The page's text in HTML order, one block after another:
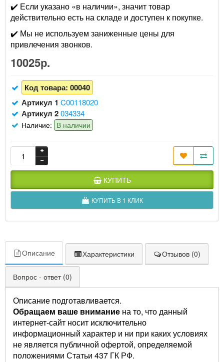
✔️ Если указано «в наличии», значит товар
действительно есть на складе и доступен к покупке.
✔️ Мы не используем заниженные цены для
привлечения звонков.
10025р.
Код товара: 00040
Артикул 1 C00118020
Артикул 2034334
Наличие: В наличии
КУПИТЬ
КУПИТЬ В 1 КЛИК
Описание Характеристики Отзывов (0)
Вопрос - ответ (0)
Описание подготавливается.
Обращаем ваше внимание на то, что данный
интернет-сайт носит исключительно
информационный характер и ни при каких условиях
не является публичной офертой, определяемой
положениями Статьи 437 ГК РФ.